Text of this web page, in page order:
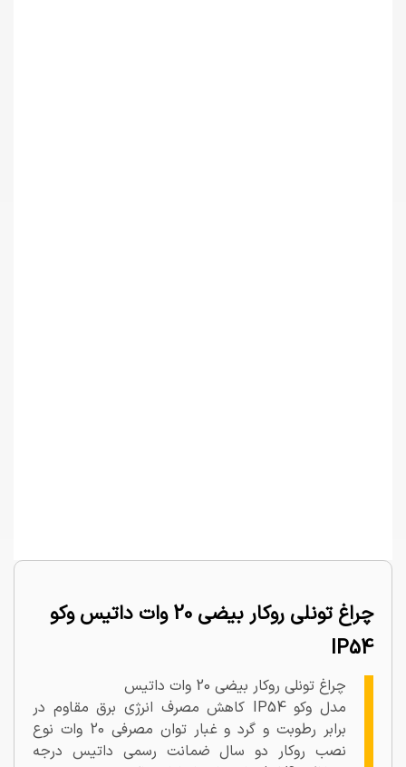
چراغ تونلی روکار بیضی 20 وات داتیس وکو
IP54
چراغ تونلی روکار بیضی 20 وات داتیس
مدل وکو IP54 کاهش مصرف انرژی برق مقاوم در
برابر رطوبت و گرد و غبار توان مصرفی 20 وات نوع
نصب روکار دو سال ضمانت رسمی داتیس درجه